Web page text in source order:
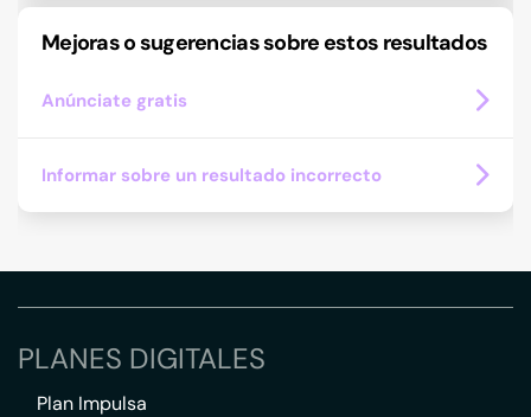
Mejoras o sugerencias sobre estos resultados
Anúnciate gratis
Informar sobre un resultado incorrecto
PLANES DIGITALES
Plan Impulsa